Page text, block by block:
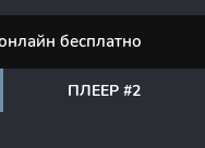
бесплатно
ПЛЕЕР #2